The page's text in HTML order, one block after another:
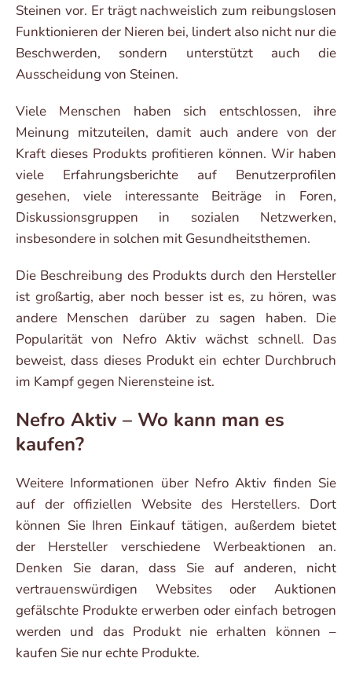
Steinen vor. Er trägt nachweislich zum reibungslosen
Funktionieren der Nieren bei, lindert also nicht nur die
Beschwerden, sondern unterstützt auch die
Ausscheidung von Steinen.
Viele Menschen haben sich entschlossen, ihre
Meinung mitzuteilen, damit auch andere von der
Kraft dieses Produkts profitieren können. Wir haben
viele Erfahrungsberichte auf Benutzerprofilen
gesehen, viele interessante Beiträge in Foren,
Diskussionsgruppen in sozialen Netzwerken,
insbesondere in solchen mit Gesundheitsthemen.
Die Beschreibung des Produkts durch den Hersteller
ist großartig, aber noch besser ist es, zu hören, was
andere Menschen darüber zu sagen haben. Die
Popularität von Nefro Aktiv wächst schnell. Das
beweist, dass dieses Produkt ein echter Durchbruch
im Kampf gegen Nierensteine ist.
Nefro Aktiv – Wo kann man es
kaufen?
Weitere Informationen über Nefro Aktiv finden Sie
auf der offiziellen Website des Herstellers. Dort
können Sie Ihren Einkauf tätigen, außerdem bietet
der Hersteller verschiedene Werbeaktionen an.
Denken Sie daran, dass Sie auf anderen, nicht
vertrauenswürdigen Websites oder Auktionen
gefälschte Produkte erwerben oder einfach betrogen
werden und das Produkt nie erhalten können –
kaufen Sie nur echte Produkte.